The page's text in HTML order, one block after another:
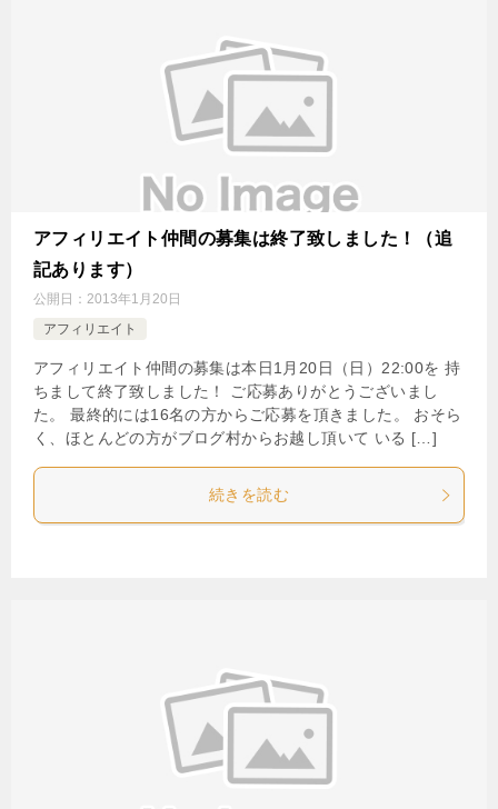
アフィリエイト仲間の募集は終了致しました！（追
記あります）
公開日： 2013年1月20日
アフィリエイト
アフィリエイト仲間の募集は本日1月20日（日）22:00を 持
ちまして終了致しました！ ご応募ありがとうございまし
た。 最終的には16名の方からご応募を頂きました。 おそら
く、ほとんどの方がブログ村からお越し頂いて いる […]
続きを読む